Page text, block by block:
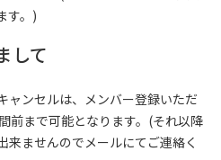
す。)
して
ャンセルは、メンバー登録いただ
前まで可能となります。(それ以降
来ませんのでメールにてご連絡く